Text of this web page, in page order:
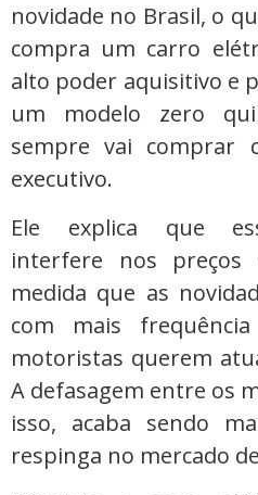
novidade no Brasil, o
compra um carro
alto poder aquisitivo e
um modelo zero
sempre vai comprar
executivo.
Ele explica que
interfere nos
medida que as
com mais
motoristas querem
A defasagem entre os
isso, acaba sendo
respinga no mercado